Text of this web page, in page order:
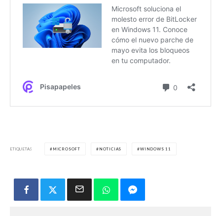
ETIQUETAS MICROSOFT NOTICIAS WINDOWS 11